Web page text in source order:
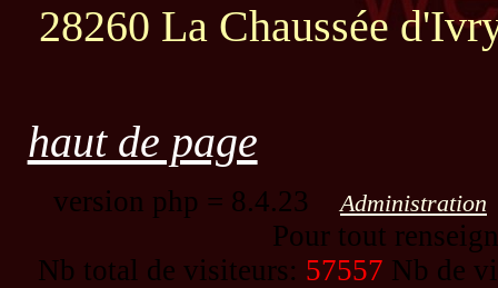
28260 La Chaussée
haut de page
version php = 8.4.23Administration
Pour tout
Nb total de visiteurs: 57557 Nb de